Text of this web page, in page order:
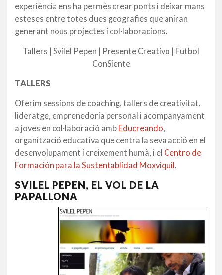
experiència ens ha permès crear ponts i deixar mans
esteses entre totes dues geografies que aniran
generant nous projectes i col·laboracions.
Tallers | Svilel Pepen | Presente Creativo | Futbol
ConSiente
TALLERS
Oferim sessions de coaching, tallers de creativitat,
lideratge, emprenedoria personal i acompanyament
a joves en col·laboració amb Educreando,
organització educativa que centra la seva acció en el
desenvolupament i creixement humà, i el Centro de
Formación para la Sustentablidad Moxviquil.
SVILEL PEPEN, EL VOL DE LA
PAPALLONA